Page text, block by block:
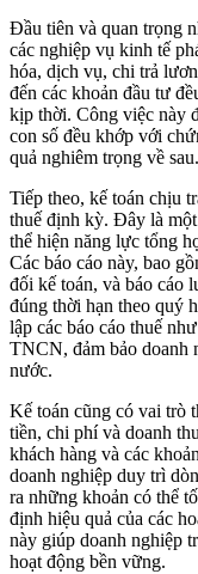
Đầu tiên và quan trọng
các nghiệp vụ kinh tế
hóa, dịch vụ, chi trả
đến các khoản đầu tư
kịp thời. Công việc này
con số đều khớp với
quả nghiêm trọng về sau.
Tiếp theo, kế toán chịu
thuế định kỳ. Đây là
thể hiện năng lực tổng
Các báo cáo này, bao
đối kế toán, và báo cáo
đúng thời hạn theo quý
lập các báo cáo thuế
TNCN, đảm bảo doanh
nước.
Kế toán cũng có vai trò
tiền, chi phí và doanh
khách hàng và các
doanh nghiệp duy trì
ra những khoản có thể
định hiệu quả của các
này giúp doanh nghiệp
hoạt động bền vững.